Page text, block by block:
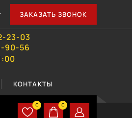
ЗАКАЗАТЬ ЗВОНОК
23-03
90-56
КОНТАКТЫ
0 0